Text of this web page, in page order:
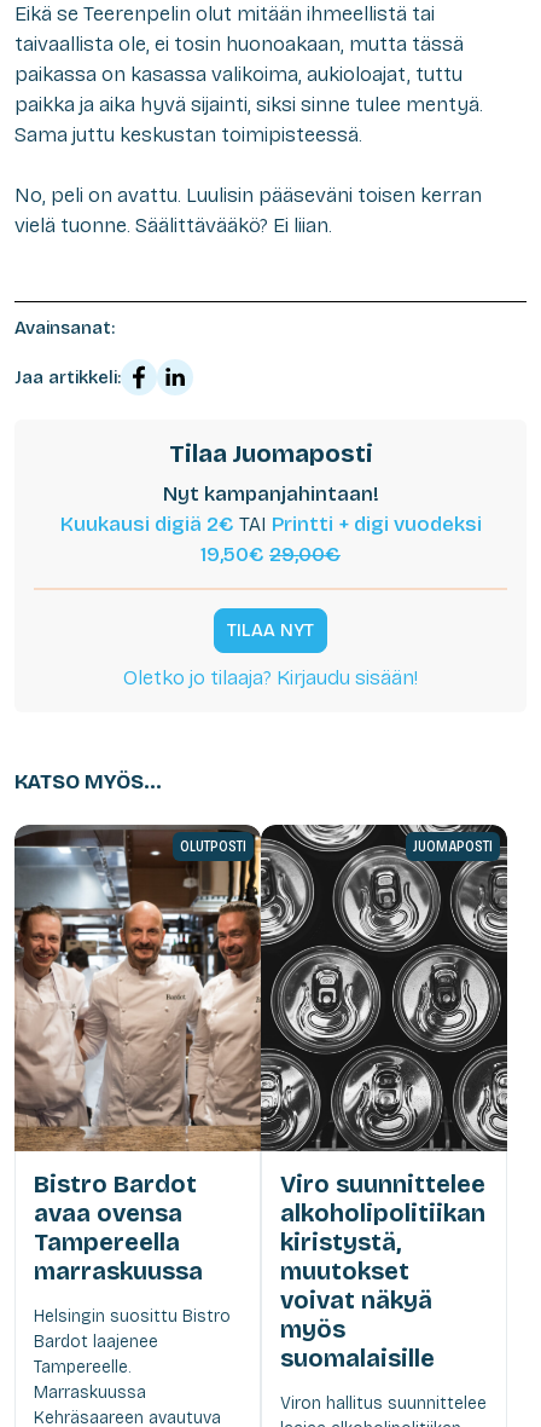
Eikä se Teerenpelin olut mitään ihmeellistä tai
taivaallista ole, ei tosin huonoakaan, mutta tässä
paikassa on kasassa valikoima, aukioloajat, tuttu
paikka ja aika hyvä sijainti, siksi sinne tulee mentyä.
Sama juttu keskustan toimipisteessä.
No, peli on avattu. Luulisin pääseväni toisen kerran
vielä tuonne. Säälittävääkö? Ei liian.
Avainsanat:
Jaa artikkeli:
Tilaa Juomaposti
Nyt kampanjahintaan!
Kuukausi digiä 2€ TAI Printti + digi vuodeksi
19,50€ 29,00€
TILAA NYT
Oletko jo tilaaja? Kirjaudu sisään!
KATSO MYÖS...
OLUTPOSTI
Bistro Bardot
avaa ovensa
Tampereella
marraskuussa
Helsingin suosittu Bistro
Bardot laajenee
Tampereelle.
Marraskuussa
Kehräsaareen avautuva
JUOMAPOSTI
Viro suunnittelee
alkoholipolitiikan
kiristystä,
muutokset
voivat näkyä
myös
suomalaisille
Viron hallitus suunnittelee